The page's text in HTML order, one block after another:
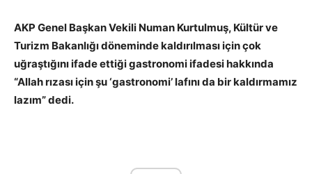
AKP Genel Başkan Vekili Numan Kurtulmuş, Kültür ve
Turizm Bakanlığı döneminde kaldırılması için çok
uğraştığını ifade ettiği gastronomi ifadesi hakkında
“Allah rızası için şu ‘gastronomi’ lafını da bir kaldırmamız
lazım” dedi.